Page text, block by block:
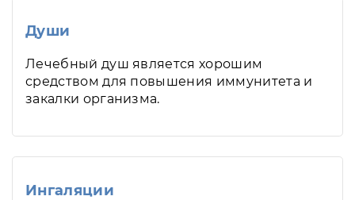
Души
Лечебный душ является хорошим
средством для повышения иммунитета и
закалки организма.
Ингаляции